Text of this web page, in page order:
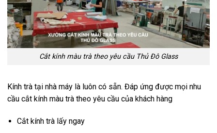
Cắt kính màu trà theo yêu cầu Thủ Đô Glass
Kính trà tại nhà máy là luôn có sẵn. Đáp ứng được mọi nhu
cầu cắt kính màu trà theo yêu cầu của khách hàng
Cắt kính trà lấy ngay